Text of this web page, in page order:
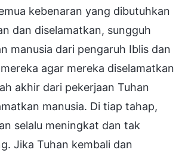
kebenaran yang dibutuhkan
dan diselamatkan, sungguh
manusia dari pengaruh Iblis dan
agar mereka diselamatkan
akhir dari pekerjaan Tuhan
manusia. Di tiap tahap,
selalu meningkat dan tak
Jika Tuhan kembali dan